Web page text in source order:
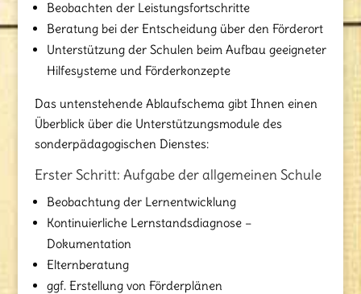
Beobachten der Leistungsfortschritte
Beratung bei der Entscheidung über den Förderort
Unterstützung der Schulen beim Aufbau geeigneter
Hilfesysteme und Förderkonzepte
Das untenstehende Ablaufschema gibt Ihnen einen
Überblick über die Unterstützungsmodule des
sonderpädagogischen Dienstes:
Erster Schritt: Aufgabe der allgemeinen Schule
Beobachtung der Lernentwicklung
Kontinuierliche Lernstandsdiagnose –
Dokumentation
Elternberatung
ggf. Erstellung von Förderplänen